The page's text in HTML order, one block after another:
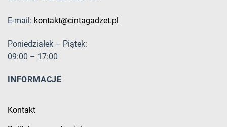
E-mail: kontakt@cintagadzet.pl
Poniedziałek – Piątek:
09:00 – 17:00
INFORMACJE
Kontakt